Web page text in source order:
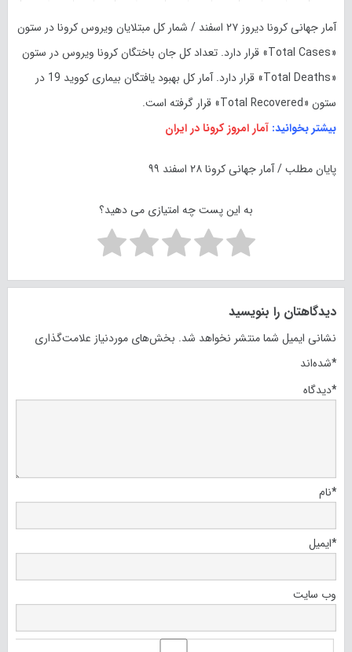
آمار جهانی کرونا دیروز ۲۷ اسفند / شمار کل مبتلایان ویروس کرونا در ستون
«Total Cases» قرار دارد. تعداد کل جان باختگان کرونا ویروس در ستون
«Total Deaths» قرار دارد. آمار کل بهبود یافتگان بیماری کووید 19 در
ستون «Total Recovered» قرار گرفته است.
بیشتر بخوانید: آمار امروز کرونا در ایران
پایان مطلب / آمار جهانی کرونا ۲۸ اسفند ۹۹
به این پست چه امتیازی می دهید؟
دیدگاهتان را بنویسید
نشانی ایمیل شما منتشر نخواهد شد. بخش‌های موردنیاز علامت‌گذاری
شده‌اند*
دیدگاه*
نام*
ایمیل*
وب‌ سایت